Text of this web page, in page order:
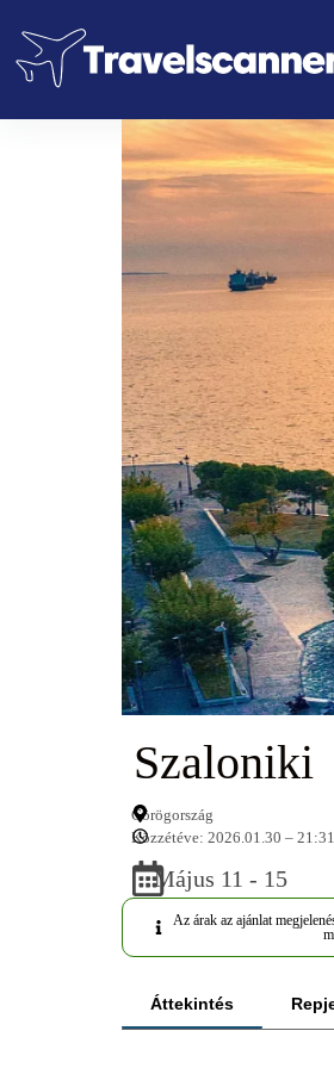
Szaloniki
Görögország
Közzétéve: 2026.01.30 – 21:31
Május 11 - 15
Az árak az ajánlat
Áttekintés